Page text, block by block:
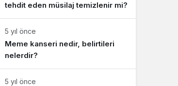
tehdit eden müsilaj temizlenir mi?
5 yıl önce
Meme kanseri nedir, belirtileri
nelerdir?
5 yıl önce